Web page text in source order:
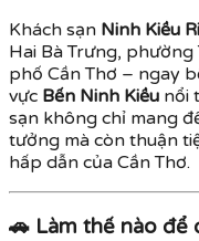
Khách sạn Ninh Kiều
Hai Bà Trưng,
phố Cần Thơ – ngay
vực Bến Ninh Kiều nổi
sạn không chỉ mang
tưởng mà còn thuận
hấp dẫn của Cần Thơ.
🚗 Làm thế nào để